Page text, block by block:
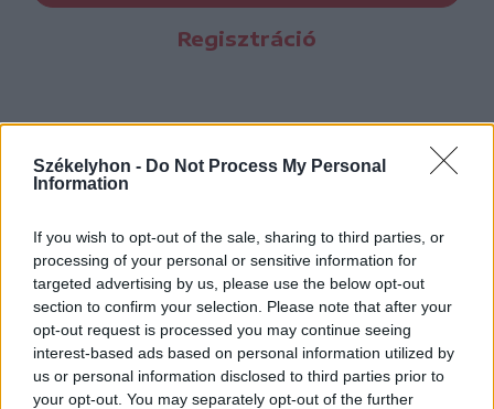
Székelyhon - Do Not Process My Personal
Information
If you wish to opt-out of the sale, sharing to third parties, or
processing of your personal or sensitive information for
targeted advertising by us, please use the below opt-out
section to confirm your selection. Please note that after your
opt-out request is processed you may continue seeing
interest-based ads based on personal information utilized by
us or personal information disclosed to third parties prior to
your opt-out. You may separately opt-out of the further
Regisztráció
Hasznos
Impresszum
Szerzői jogok